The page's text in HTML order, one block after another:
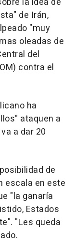
de Irán,
"muy
oleadas de
del
contra el
ha
ataquen a
a dar 20
de
escala en este
"la ganaría
Estados
"Les queda